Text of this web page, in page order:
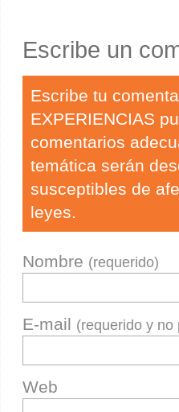
Escribe un
Escribe tu
EXPERIENCIAS
comentarios
temática serán
susceptibles de
leyes.
Nombre (requerido)
E-mail (requerido y no
Web